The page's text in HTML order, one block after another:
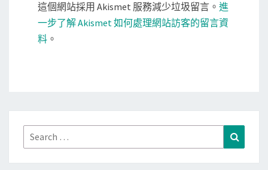
這個網站採用 Akismet 服務減少垃圾留言。 進
一步了解 Akismet 如何處理網站訪客的留言資
料 。
Search
for: